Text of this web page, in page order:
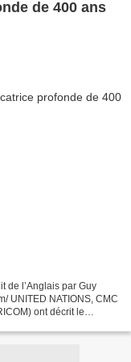
de 400 ans
de l’Anglais par Guy
UNITED NATIONS, CMC
ont décrit le